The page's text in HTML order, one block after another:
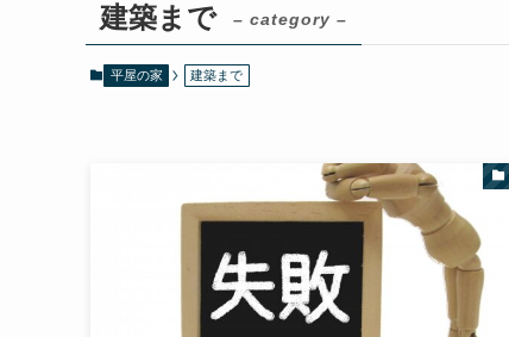
建築まで – category –
平屋の家 建築まで